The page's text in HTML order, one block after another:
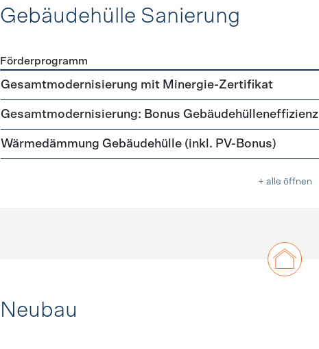
Gebäudehülle Sanierung
Förderprogramme Gebäudehülle Sanierung
Förderprogramm
Gesamtmodernisierung mit Minergie-Zertifikat
Gesamtmodernisierung: Bonus Gebäudehülleneffizienz
Wärmedämmung Gebäudehülle (inkl. PV-Bonus)
+ alle öffnen
Neubau